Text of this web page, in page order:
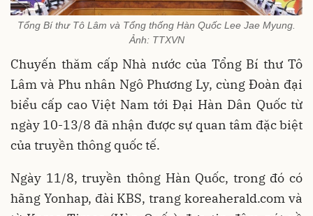
Tổng Bí thư Tô Lâm và Tổng thống Hàn Quốc Lee Jae Myung.
Ảnh: TTXVN
Chuyến thăm cấp Nhà nước của Tổng Bí thư Tô
Lâm và Phu nhân Ngô Phương Ly, cùng Đoàn đại
biểu cấp cao Việt Nam tới Đại Hàn Dân Quốc từ
ngày 10-13/8 đã nhận được sự quan tâm đặc biệt
của truyền thông quốc tế.
Ngày 11/8, truyền thông Hàn Quốc, trong đó có
hãng Yonhap, đài KBS, trang koreaherald.com và